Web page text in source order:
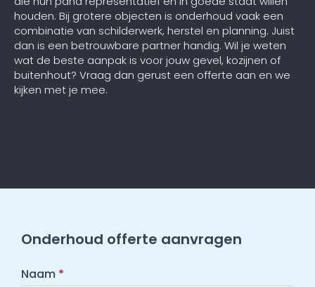
houden. Bij grotere objecten is onderhoud vaak een
combinatie van schilderwerk, herstel en planning. Juist
dan is een betrouwbare partner handig. Wil je weten
wat de beste aanpak is voor jouw gevel, kozijnen of
buitenhout? Vraag dan gerust een offerte aan en we
kijken met je mee.
Onderhoud offerte aanvragen
Naam *